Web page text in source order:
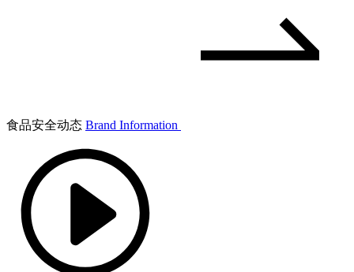
食品安全动态 Brand Information